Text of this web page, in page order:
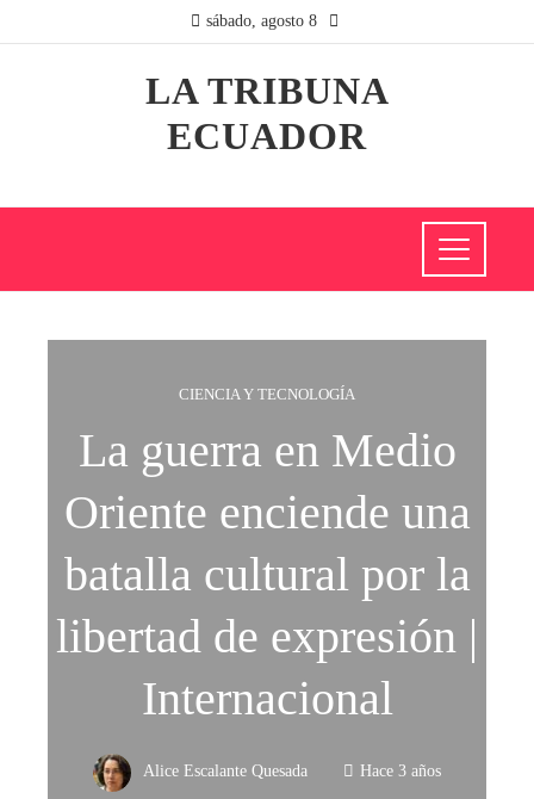
sábado, agosto 8
LA TRIBUNA
ECUADOR
CIENCIA Y TECNOLOGÍA
La guerra en Medio
Oriente enciende una
batalla cultural por la
libertad de expresión |
Internacional
Alice Escalante Quesada Hace 3 años